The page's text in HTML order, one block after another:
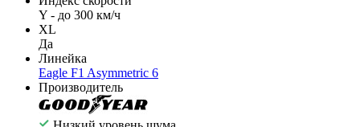
Y - до 300 км/ч
XL
Да
Линейка
Eagle F1 Asymmetric 6
Производитель